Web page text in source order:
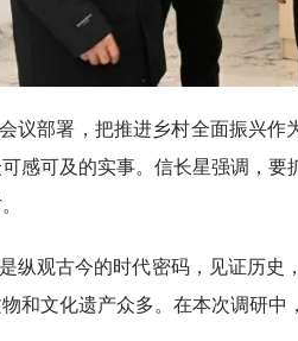
议部署，把推进乡村全面振兴作
感可及的实事。信长星强调，要
纵观古今的时代密码，见证历史
和文化遗产众多。在本次调研